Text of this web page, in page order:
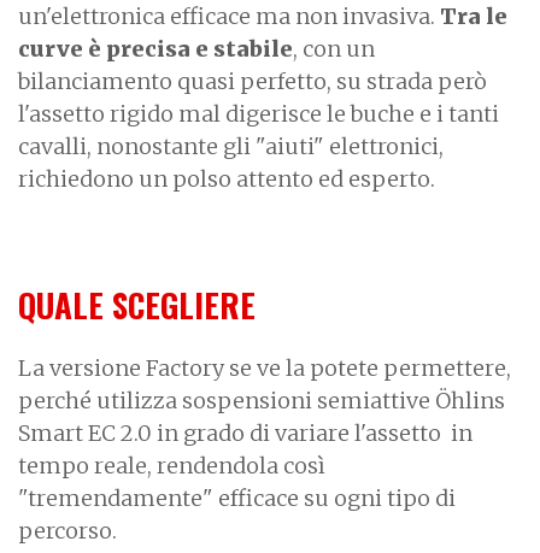
un'elettronica efficace ma non invasiva. Tra le
curve è precisa e stabile, con un
bilanciamento quasi perfetto, su strada però
l'assetto rigido mal digerisce le buche e i tanti
cavalli, nonostante gli "aiuti" elettronici,
richiedono un polso attento ed esperto.
QUALE SCEGLIERE
La versione Factory se ve la potete permettere,
perché utilizza sospensioni semiattive Öhlins
Smart EC 2.0 in grado di variare l'assetto in
tempo reale, rendendola così
"tremendamente" efficace su ogni tipo di
percorso.